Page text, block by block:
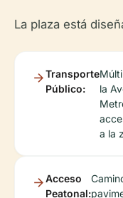
La plaza está
Transporte
Público:
la
a la
Acceso
Peatonal: